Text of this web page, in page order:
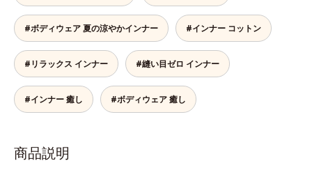
#ボディウェア 夏の涼やかインナー #インナー コットン
#リラックス インナー #縫い目ゼロ インナー
#インナー 癒し #ボディウェア 癒し
商品説明